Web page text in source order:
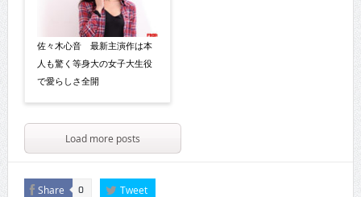
佐々木心音 最新主演作は本
人も驚く等身大の女子大生役
で愛らしさ全開
Load more posts
Share 0 Tweet